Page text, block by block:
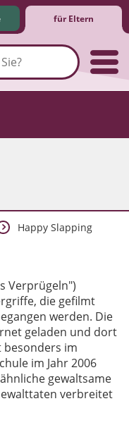
für Eltern
Happy Slapping
Verprügeln")
die gefilmt
werden. Die
geladen und dort
im
im Jahr 2006
gewaltsame
verbreitet